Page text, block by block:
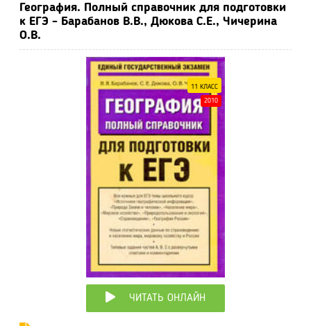
География. Полный справочник для подготовки
к ЕГЭ - Барабанов В.В., Дюкова С.Е., Чичерина
О.В.
11 КЛАСС
2010
ЧИТАТЬ ОНЛАЙН